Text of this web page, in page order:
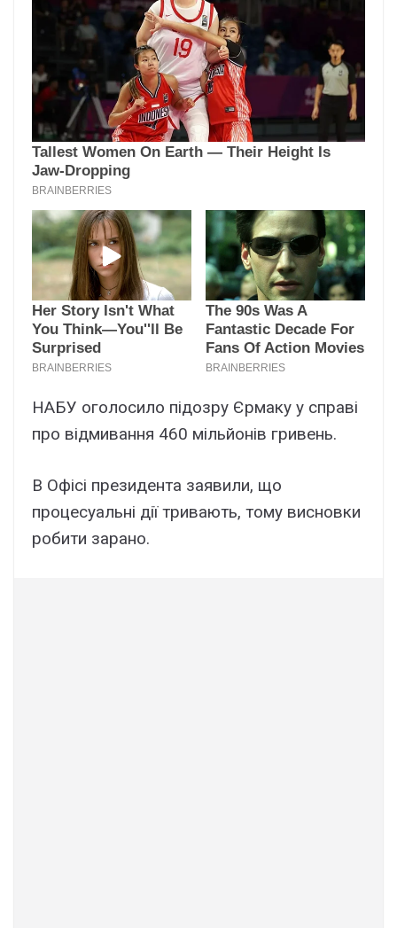
НАБУ оголосило підозру Єрмаку у справі
про відмивання 460 мільйонів гривень.
В Офісі президента заявили, що
процесуальні дії тривають, тому висновки
робити зарано.